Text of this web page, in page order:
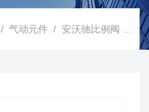
/气动元件 /安沃驰比例阀